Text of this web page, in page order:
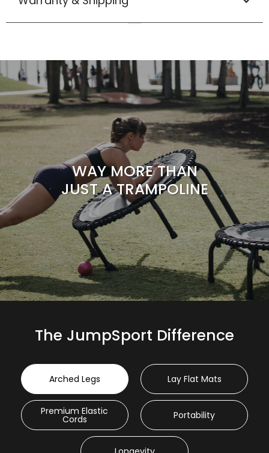
WAY MORE THAN
JUST A TRAMPOLINE
The JumpSport Difference
Arched Legs Lay Flat Mats
Premium Elastic
Cords Portability